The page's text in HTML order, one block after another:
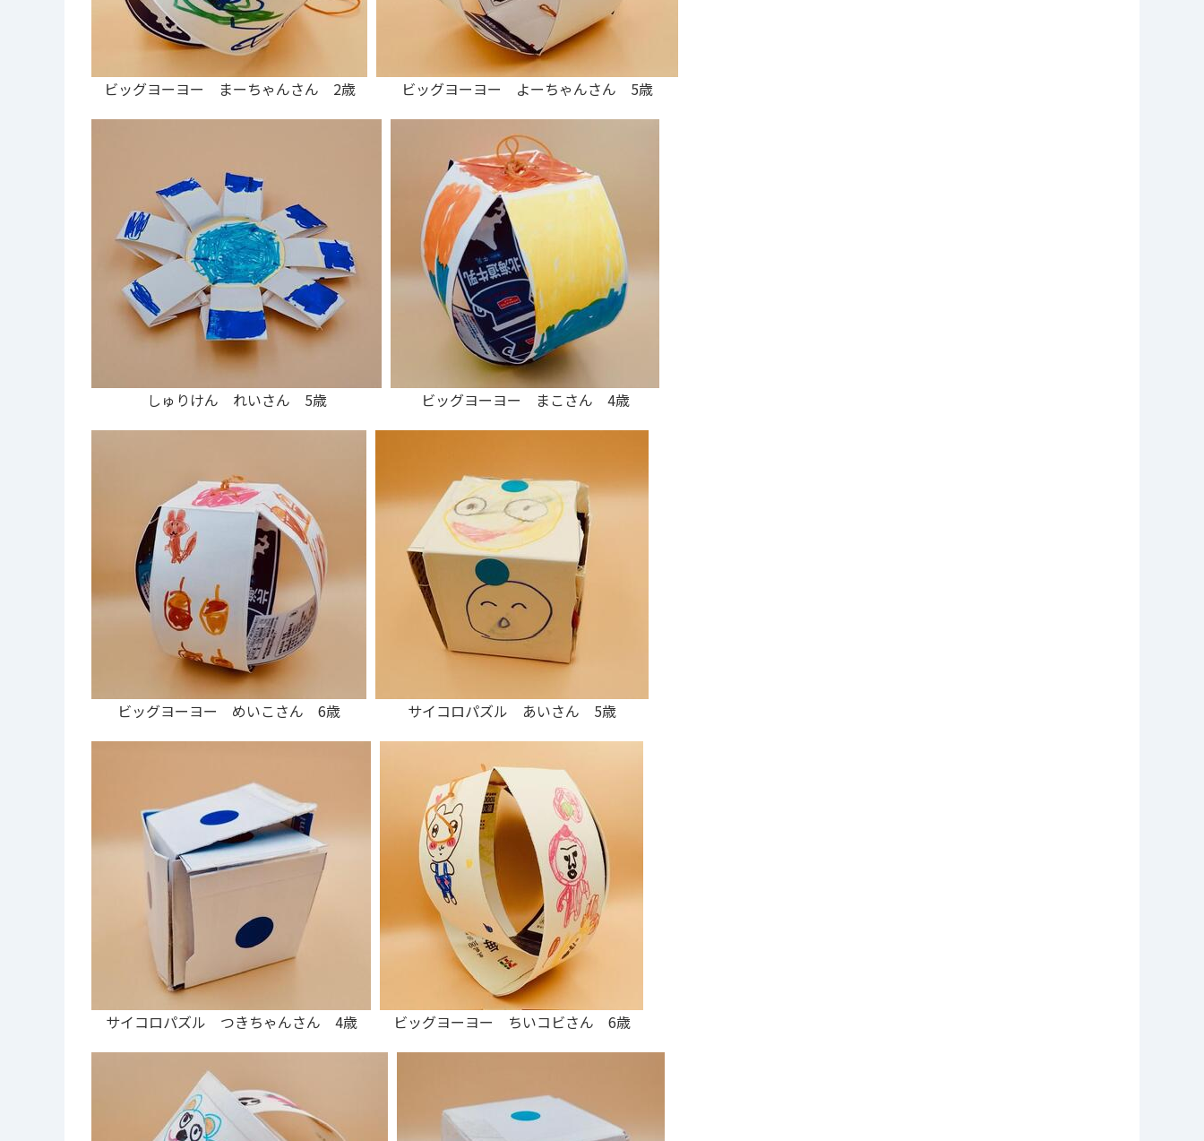
ビッグヨーヨー まーちゃんさん 2歳 ビッグヨーヨー よーちゃんさん 5歳
しゅりけん れいさん 5歳 ビッグヨーヨー まこさん 4歳
ビッグヨーヨー めいこさん 6歳 サイコロパズル あいさん 5歳
サイコロパズル つきちゃんさん 4歳 ビッグヨーヨー ちいコビさん 6歳